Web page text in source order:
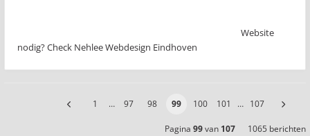
Website
nodig? Check Nehlee Webdesign Eindhoven
1 … 97 98 99 100 101 … 107
Pagina 99van 107 1065 berichten